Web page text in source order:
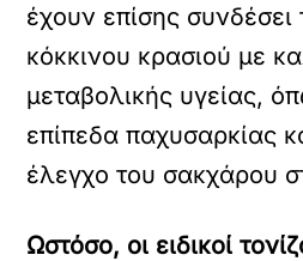
έχουν επίσης
κόκκινου κρασιού με
μεταβολικής υγείας,
επίπεδα παχυσαρκίας
έλεγχο του σακχάρου
Ωστόσο, οι ειδικοί